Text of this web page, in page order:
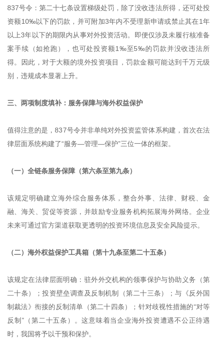
837号令：第二十七条设置梯级处罚，除了没收违法所得，还可处投
资额10‰以下的罚款，并可附加3年内不受理新申请或禁止其在1年
以上3年以下的期限内从事对外投资活动。即便仅涉及未履行核准备
案手续（如抢跑），也可处投资额1‰至5‰的罚款并没收违法所
得。因此，对于大额的境外投资项目，罚款金额可能达到千万元级
别，违规成本显著上升。
三、两项制度填补：服务保障与海外权益保护
值得注意的是，837号令并非单纯对外投资监管体系构建，首次在法
律层面系统构建了“服务—管理—保护”三位一体的框架。
（一）全链条服务保障（第六条至第九条）
该规定明确建立海外综合服务体系，整合外事、法律、财税、金
融、海关、贸促等资源，并鼓励专业服务机构拓展海外网络。企业
未来可通过官方渠道获取更透明的投资环境信息及安全风险提示。
（二）海外权益保护工具箱（第十九条至第二十五条）
该规定在法律层面明确：驻外外交机构的领事保护与协助义务（第
二十条）；投资壁垒调查及反制机制（第二十三条）；与《反外国
制裁法》衔接的反制清单（第二十四条）；针对歧视性措施的“对等
反制”（第二十五条）。这意味着当企业海外投资遭遇不公正待遇
时，我国将予以干预和保护。